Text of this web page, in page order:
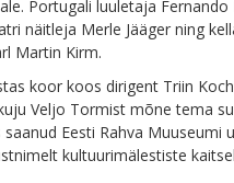
Portugali luuletaja Fernando
näitleja Merle Jääger ning
Martin Kirm.
koor koos dirigent Triin
Veljo Tormist mõne tema
Eesti Rahva Muuseumi
kultuurimälestiste